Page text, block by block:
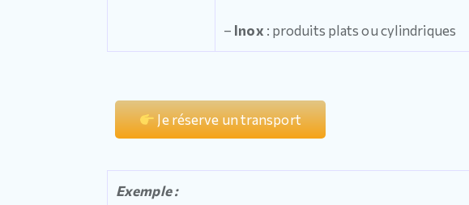
– Inox : produits plats ou cylindriques
Je réserve un transport
Exemple :